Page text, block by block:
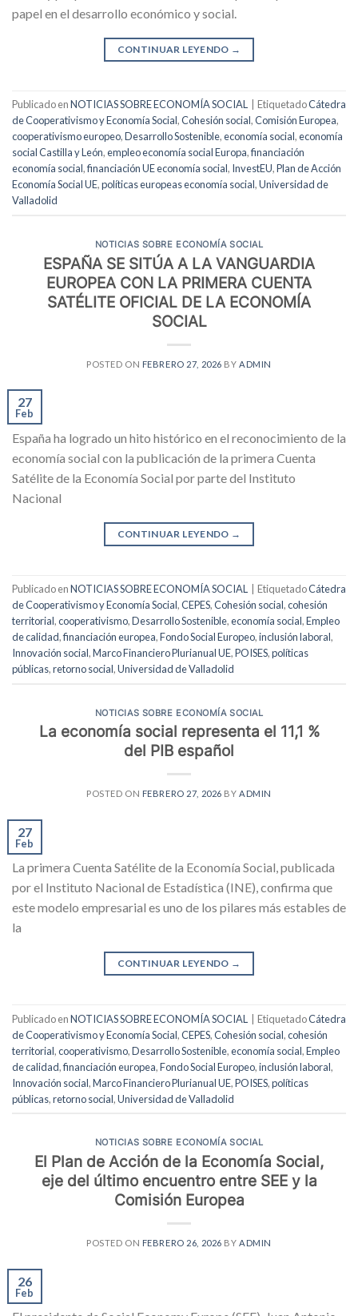
papel en el desarrollo económico y social.
CONTINUAR LEYENDO →
Publicado enNOTICIAS SOBRE ECONOMÍA SOCIAL EtiquetadoCátedra
de Cooperativismo y Economía Social,Cohesión social,Comisión Europea,
cooperativismo europeo,Desarrollo Sostenible,economía social,economía
social Castilla y León,empleo economía social Europa,financiación
economía social,financiación UE economía social, InvestEU,Plan de Acción
Economía Social UE,políticas europeas economía social,Universidad de
Valladolid
NOTICIAS SOBRE ECONOMÍA SOCIAL
ESPAÑA SE SITÚA A LA VANGUARDIA
EUROPEA CON LA PRIMERA CUENTA
SATÉLITE OFICIAL DE LA ECONOMÍA
SOCIAL
POSTED ON FEBRERO 27, 2026 BY ADMIN
27
Feb
España ha logrado un hito histórico en el reconocimiento de la
economía social con la publicación de la primera Cuenta
Satélite de la Economía Social por parte del Instituto
Nacional
CONTINUAR LEYENDO →
Publicado enNOTICIAS SOBRE ECONOMÍA SOCIAL EtiquetadoCátedra
de Cooperativismo y Economía Social,CEPES,Cohesión social,cohesión
territorial,cooperativismo,Desarrollo Sostenible,economía social,Empleo
de calidad,financiación europea,Fondo Social Europeo,inclusión laboral,
Innovación social,Marco Financiero Plurianual UE,POISES,políticas
públicas,retorno social,Universidad de Valladolid
NOTICIAS SOBRE ECONOMÍA SOCIAL
La economía social representa el 11,1 %
del PIB español
POSTED ON FEBRERO 27, 2026 BY ADMIN
27
Feb
La primera Cuenta Satélite de la Economía Social, publicada
por el Instituto Nacional de Estadística (INE), confirma que
este modelo empresarial es uno de los pilares más estables de
la
CONTINUAR LEYENDO →
Publicado enNOTICIAS SOBRE ECONOMÍA SOCIAL EtiquetadoCátedra
de Cooperativismo y Economía Social,CEPES,Cohesión social,cohesión
territorial,cooperativismo,Desarrollo Sostenible,economía social,Empleo
de calidad,financiación europea,Fondo Social Europeo,inclusión laboral,
Innovación social,Marco Financiero Plurianual UE,POISES,políticas
públicas,retorno social,Universidad de Valladolid
NOTICIAS SOBRE ECONOMÍA SOCIAL
El Plan de Acción de la Economía Social,
eje del último encuentro entre SEE y la
Comisión Europea
POSTED ON FEBRERO 26, 2026 BY ADMIN
26
Feb